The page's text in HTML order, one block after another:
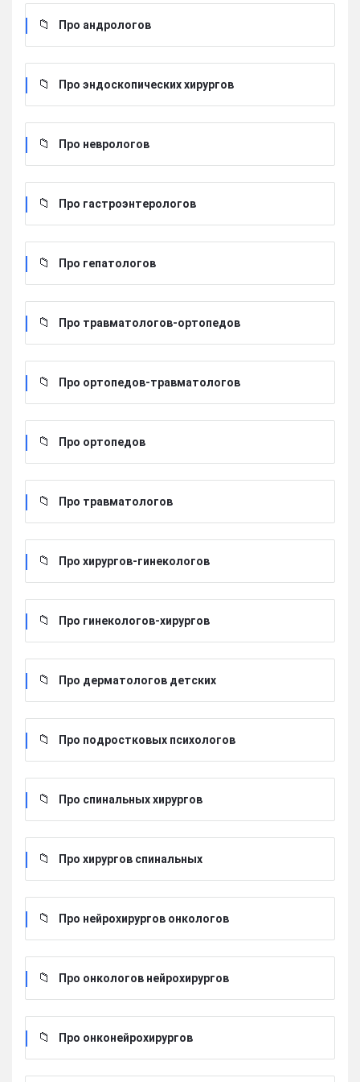
Про андрологов
Про эндоскопических хирургов
Про неврологов
Про гастроэнтерологов
Про гепатологов
Про травматологов-ортопедов
Про ортопедов-травматологов
Про ортопедов
Про травматологов
Про хирургов-гинекологов
Про гинекологов-хирургов
Про дерматологов детских
Про подростковых психологов
Про спинальных хирургов
Про хирургов cпинальных
Про нейрохирургов онкологов
Про онкологов нейрохирургов
Про онконейрохирургов